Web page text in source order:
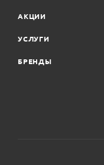
АКЦИИ
УСЛУГИ
БРЕНДЫ